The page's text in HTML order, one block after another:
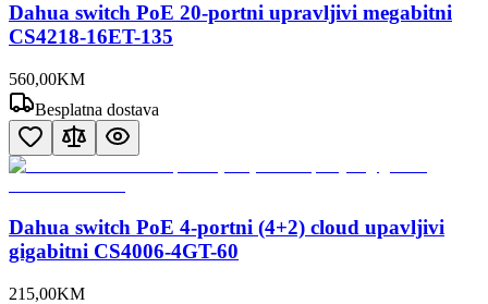
Dahua switch PoE 20-portni upravljivi megabitni
CS4218-16ET-135
560,00KM
Besplatna dostava
Dahua switch PoE 4-portni (4+2) cloud upavljivi
gigabitni CS4006-4GT-60
215,00KM